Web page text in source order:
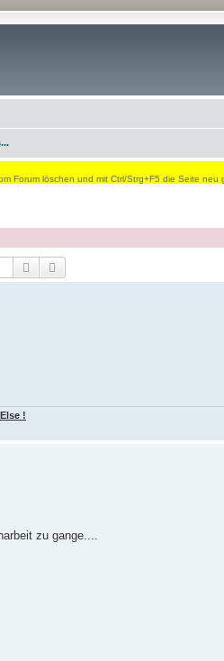
Forum löschen und mit Ctrl/Strg+F5 die Seite neu
Suche
!
zu gange....